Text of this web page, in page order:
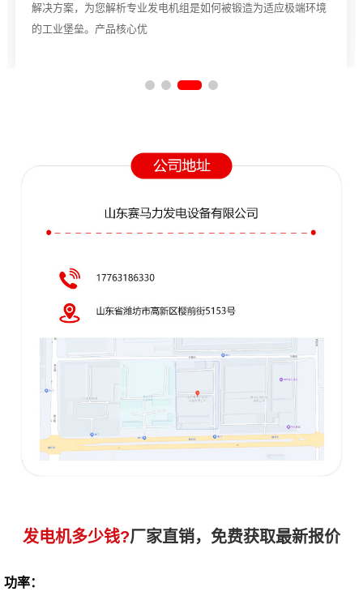
解决方案，为您解析专业发电机组是如何被锻造为适应极端环境
的工业堡垒。产品核心优
发电机多少钱?厂家直销，免费获取最新报价
功率：